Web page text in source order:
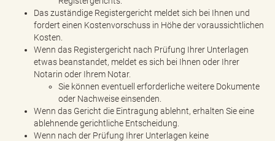
Das zuständige Registergericht meldet sich bei Ihnen und
fordert einen Kostenvorschuss in Höhe der voraussichtlichen
Kosten.
Wenn das Registergericht nach Prüfung Ihrer Unterlagen
etwas beanstandet, meldet es sich bei Ihnen oder Ihrer
Notarin oder Ihrem Notar.
Sie können eventuell erforderliche weitere Dokumente
oder Nachweise einsenden.
Wenn das Gericht die Eintragung ablehnt, erhalten Sie eine
ablehnende gerichtliche Entscheidung.
Wenn nach der Prüfung Ihrer Unterlagen keine